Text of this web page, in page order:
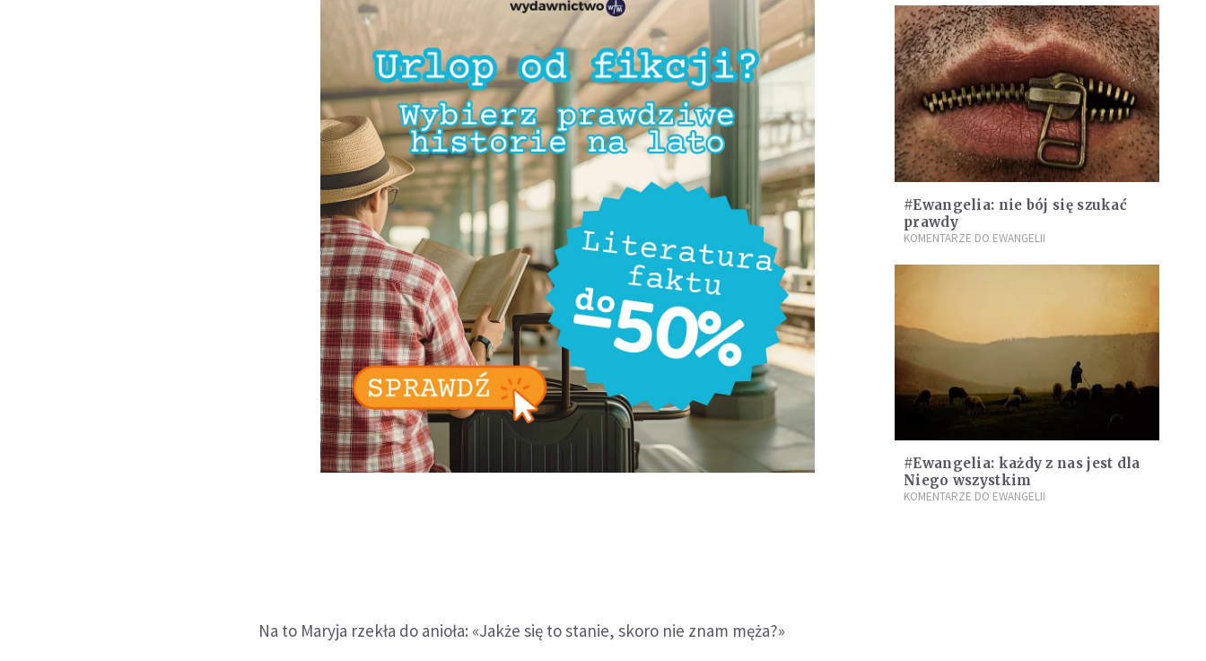
Na to Maryja rzekła do anioła: «Jakże się to stanie, skoro nie znam męża?»
#Ewangelia: nie bój się szukać
prawdy
KOMENTARZE DO EWANGELII
#Ewangelia: każdy z nas jest dla
Niego wszystkim
KOMENTARZE DO EWANGELII